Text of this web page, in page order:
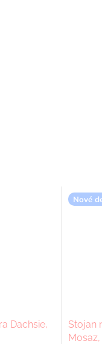
Dachsie,
Nové
Stojan